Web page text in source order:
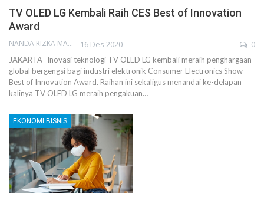
TV OLED LG Kembali Raih CES Best of Innovation
Award
NANDA RIZKA MAHENDRA 16 Des 2020 0
JAKARTA- Inovasi teknologi TV OLED LG kembali meraih penghargaan
global bergengsi bagi industri elektronik Consumer Electronics Show
Best of Innovation Award. Raihan ini sekaligus menandai ke-delapan
kalinya TV OLED LG meraih pengakuan…
EKONOMI BISNIS